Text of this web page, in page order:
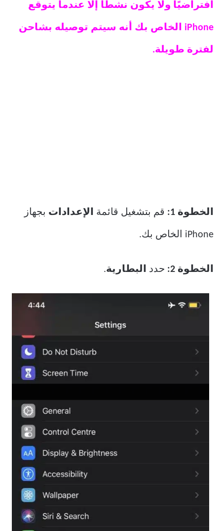
افتراضيًا ولا يكون نشطًا إلا عندما يتوقع
iPhone الخاص بك أنه سيتم توصيله بشاحن
لفترة طويلة.
الخطوة 1: قم بتشغيل قائمة الإعدادات بجهاز
iPhone الخاص بك.
الخطوة 2: حدد البطارية.